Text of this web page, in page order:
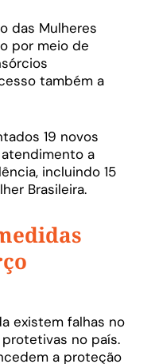
das Mulheres
por meio de
também a
19 novos
a
incluindo 15
Brasileira.
existem falhas no
no país.
a proteção